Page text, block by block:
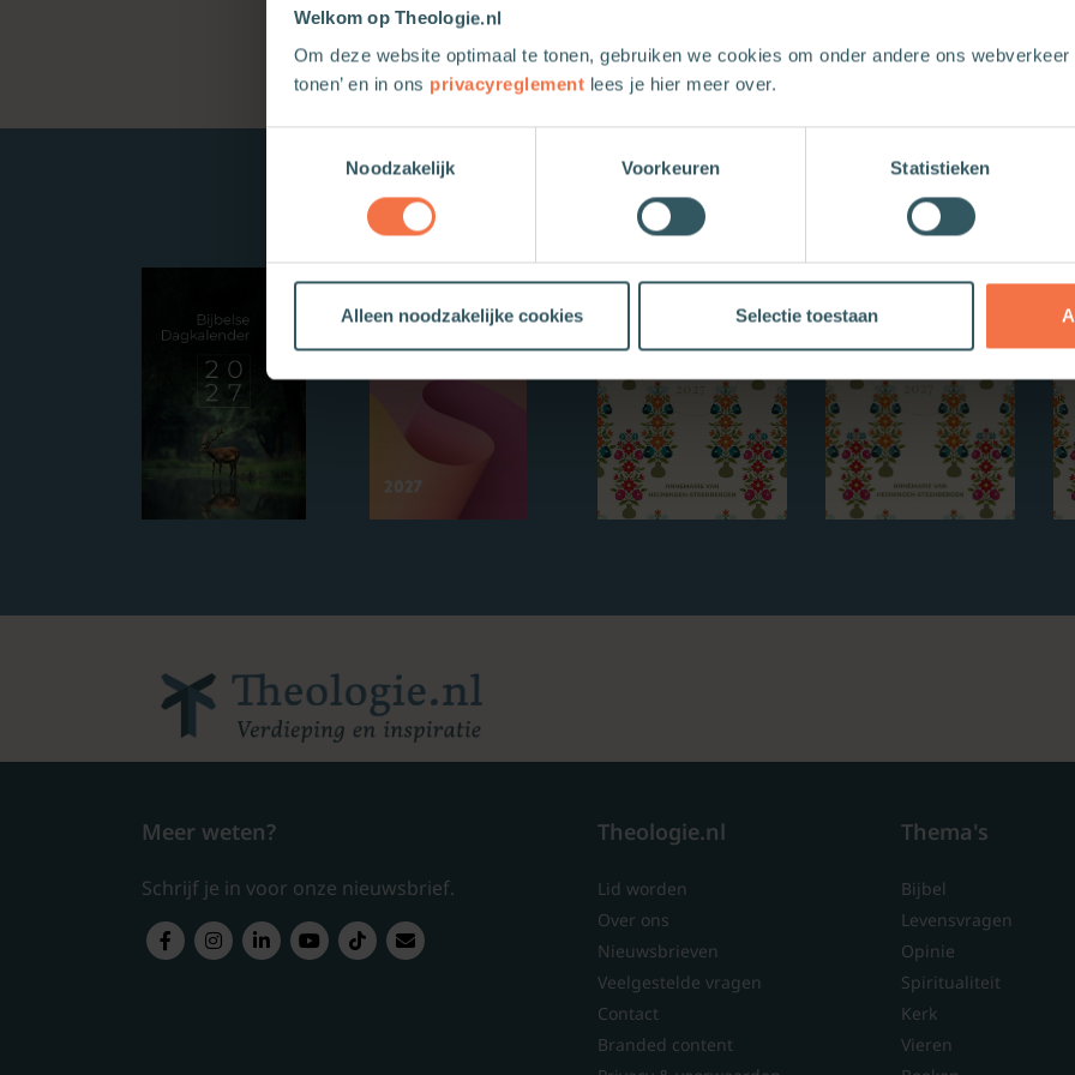
Welkom op Theologie.nl
Om deze website optimaal te tonen, gebruiken we cookies om onder andere ons webverkeer
tonen’ en in ons privacyreglement lees je hier meer over.
Noodzakelijk
Voorkeuren Statistieken
Alleen noodzakelijke cookies Selectie toestaan
Nieuwe boeken
Meer weten?
Schrijf je in voor onze nieuwsbrief.
Theologie.nl
Lid worden
Over ons
Nieuwsbrieven
Veelgestelde vragen
Contact
Branded content
Thema's
Bijbel
Levensvragen
Opinie
Spiritualiteit
Kerk
Vieren